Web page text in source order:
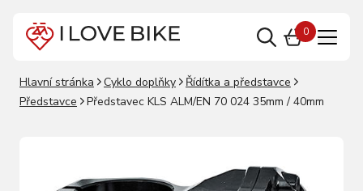
0
Hlavní stránka Cyklo doplňky
Řídítka a představce
Představce
Představec KLS ALM/EN 70 024 35mm / 40mm